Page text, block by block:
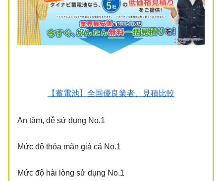
【蓄電池】全国優良業者、見積比較
An tâm, dễ sử dụng No.1
Mức độ thỏa mãn giá cả No.1
Mức độ hài lòng sử dụng No.1